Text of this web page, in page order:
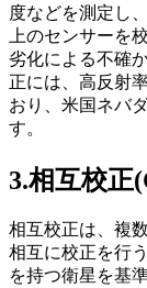
度などを測定し
上のセンサーを
劣化による不確
正には、高反射
おり、米国ネバ
す。
3.相互校正
相互校正は、複
相互に校正を行
を持つ衛星を基